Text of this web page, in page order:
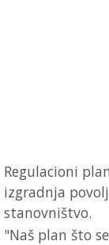
Regulacioni
izgradnja
stanovništvo.
"Naš plan što